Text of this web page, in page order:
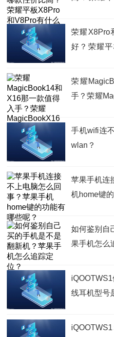
荣耀X8Pro
好？荣耀
荣耀
手？荣耀
手机wifi连
wlan？
苹果手机连
机home键
如何鉴别自
果手机怎么
线耳机型号